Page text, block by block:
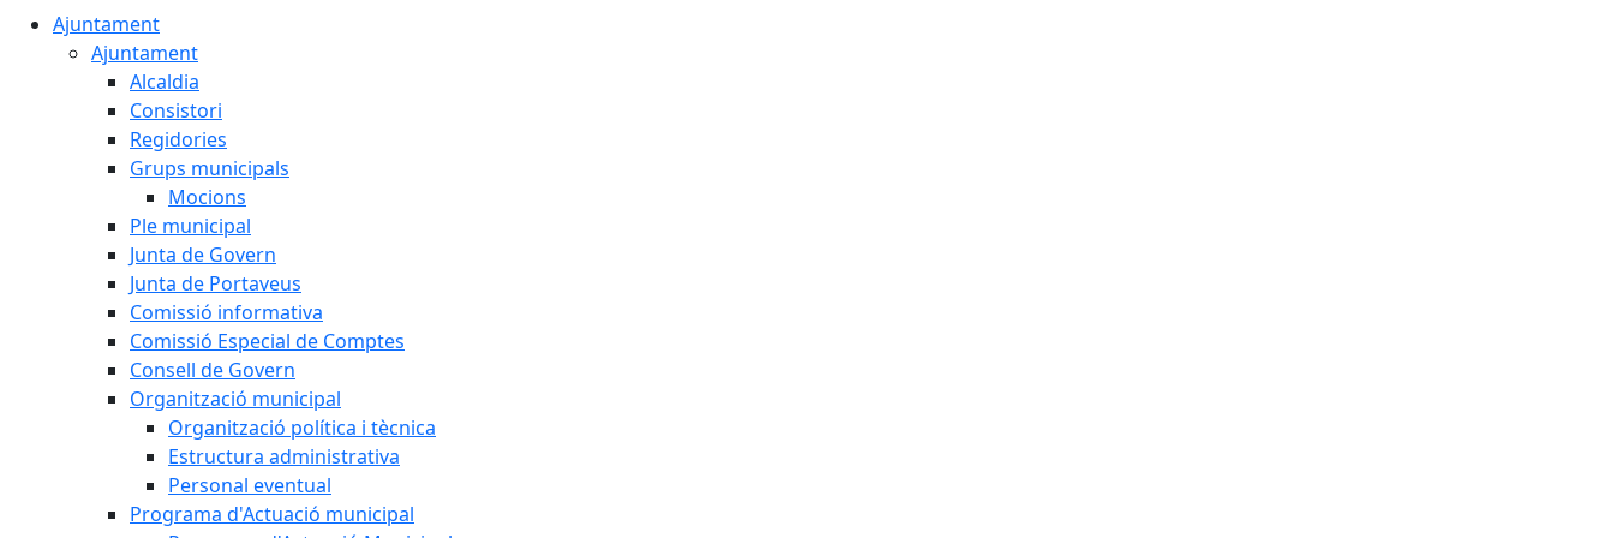
Ajuntament
Ajuntament
Alcaldia
Consistori
Regidories
Grups municipals
Mocions
Ple municipal
Junta de Govern
Junta de Portaveus
Comissió informativa
Comissió Especial de Comptes
Consell de Govern
Organització municipal
Organització política i tècnica
Estructura administrativa
Personal eventual
Programa d'Actuació municipal